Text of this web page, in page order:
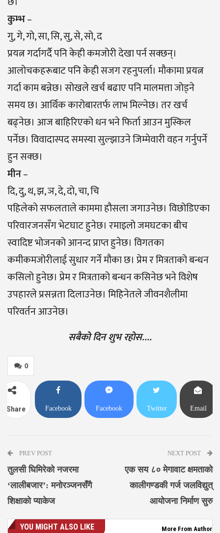
कुम्भ–
गु, गे, गो, सा, सि, सु, से, सो, द
प्रयत्न गर्दागर्दै पनि केही कमजोरी देखा पर्न सक्छन्।
आलोचकहरूबाट पनि केही सजग रहनुपर्ला। मौकामा प्रयत्न
गर्दा काम बन्नेछ। सोखले खर्च बढाए पनि मालमत्ता जोड्ने
समय छ। आर्थिक कारोबारतर्फ लाभ मिल्नेछ। तर खर्च
बढ्नेछ। आज बाहिरिएको धन भने फिर्ता आउन मुस्किल
पर्नेछ। विवादास्पद समस्या सुल्झाउने जिम्मेवारी वहन गर्नुपर्ने
हुन सक्छ।
मीन–
दि, दु, थ, झ, ञ, दे, दो, चा, चि
पहिलेको सफलताले काममा हौसला जगाउनेछ। विछोडिएका
परिवारजनसँग भेटघाट हुनेछ। रमाइलो जमघटका बीच
स्वादिष्ट भोजनको आनन्द प्राप्त हुनेछ। विगतका
कमीकमजोरीलाई सुधार गर्ने मौका छ। प्रेम र मित्रताको बन्धन
कसिलो हुनेछ। प्रेम र मित्रताको बन्धन कसिनेछ भने विशेष
उपहारले प्रसन्नता दिलाउनेछ। मिहिनेतले जीवनशैलीमा
परिवर्तन आउनेछ।
सबैको दिन शुभ रहोस….
0
Share Facebook Facebook Twitter Email
PREV POST
तुलसी घिमिरेको नजरमा
‘लालीबजार’: मनोरञ्जनसँगै
शिक्षाको प्याकेज
NEXT POST
एक सय ८० मेगावाट क्षमताको
कालीगण्डकी गर्ज जलविद्युत्
आयोजना निर्माण सुरु
YOU MIGHT ALSO LIKE More From Author